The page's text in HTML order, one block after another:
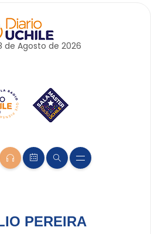
de Agosto de 2026
PEREIRA